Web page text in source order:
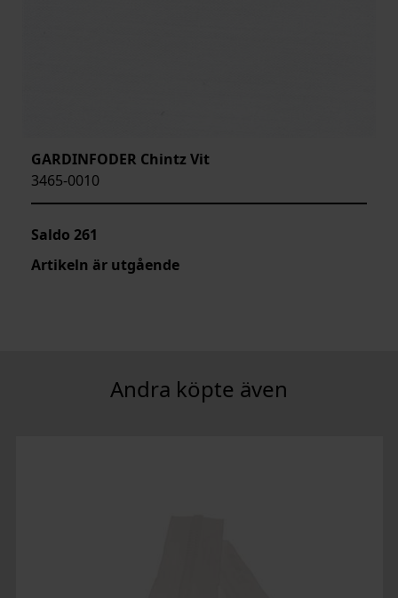
GARDINFODER Chintz Vit
3465-0010
Saldo 261
Artikeln är utgående